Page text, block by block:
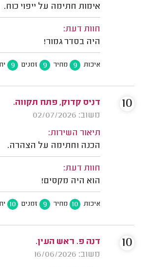
אימות חתימה על ייפוי כוח.
חוות דעת:
היה בסדר גמור!
איכות 9 מחיר 9 זמנים 9
דניס קדוק, פתח תקווה.
משוב: 02/07/2026
תיאור השירות:
הכנה וחתימה על הצהרה.
חוות דעת:
הוא היה מקסים!
איכות 10 מחיר 9 זמנים 10
10
דנה פ. ראש העין.
משוב: 16/06/2026
10